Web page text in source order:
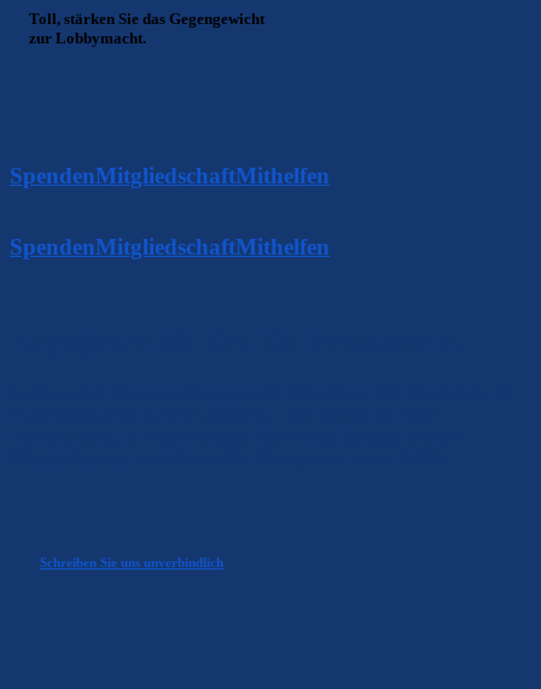
Toll, stärken Sie das Gegengewicht
zur Lobbymacht.
SpendenMitgliedschaftMithelfen
SpendenMitgliedschaftMithelfen
Schreiben Sie uns unverbindlich